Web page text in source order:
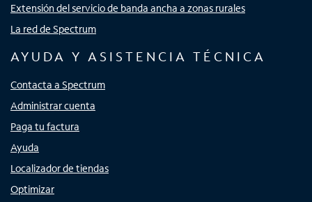
Extensión del servicio de banda ancha a zonas rurales
La red de Spectrum
AYUDA Y ASISTENCIA TÉCNICA
Contacta a Spectrum
Administrar cuenta
Paga tu factura
Ayuda
Localizador de tiendas
Optimizar